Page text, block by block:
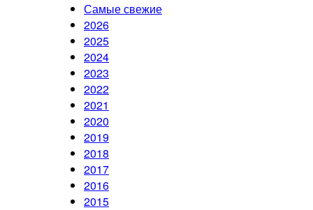
Самые свежие
2026
2025
2024
2023
2022
2021
2020
2019
2018
2017
2016
2015